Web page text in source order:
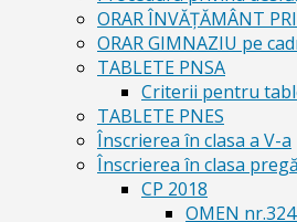
ORAR ÎNVĂȚĂMÂNT
ORAR GIMNAZIU pe
TABLETE PNSA
Criterii pentru
TABLETE PNES
Înscrierea în clasa a V-a
Înscrierea în clasa
CP 2018
OMEN